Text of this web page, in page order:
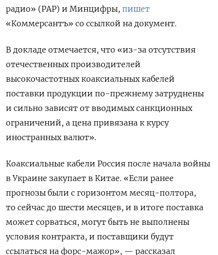
радио» (РАР) и Минцифры, пишет
«Коммерсантъ» со ссылкой на документ.
В докладе отмечается, что «из-за отсутствия
отечественных производителей
высокочастотных коаксиальных кабелей
поставки продукции по-прежнему затруднены
и сильно зависят от вводимых санкционных
ограничений, а цена привязана к курсу
иностранных валют».
Коаксиальные кабели Россия после начала войны
в Украине закупает в Китае. «Если ранее
прогнозы были с горизонтом месяц-полтора,
то сейчас до шести месяцев, и в итоге поставка
может сорваться, могут быть не выполнены
условия контракта, и поставщики будут
ссылаться на форс-мажор», — рассказал